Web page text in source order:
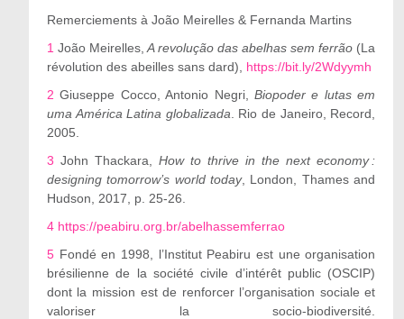
Remerciements à João Meirelles & Fernanda Martins
1 João Meirelles, A revolução das abelhas sem ferrão (La
révolution des abeilles sans dard), https://bit.ly/2Wdyymh
2 Giuseppe Cocco, Antonio Negri, Biopoder e lutas em
uma América Latina globalizada . Rio de Janeiro, Record,
2005.
3 John Thackara,How to thrive in the next economy :
designing tomorrow’s world today, London, Thames and
Hudson, 2017, p. 25-26.
4 https://peabiru.org.br/abelhassemferrao
5Fondé en 1998, l’Institut Peabiru est une organisation
brésilienne de la société civile d’intérêt public (OSCIP)
dont la mission est de renforcer l’organisation sociale et
valoriser la socio-biodiversité.